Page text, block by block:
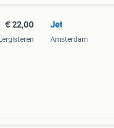
€ 22,00 Jet
Amsterdam